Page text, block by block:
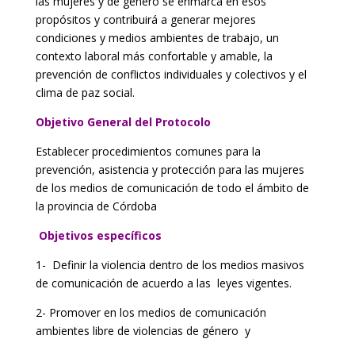
propósitos y contribuirá a generar mejores
condiciones y medios ambientes de trabajo, un
contexto laboral más confortable y amable, la
prevención de conflictos individuales y colectivos y el
clima de paz social.
Objetivo General del Protocolo
Establecer procedimientos comunes para la
prevención, asistencia y protección para las mujeres
de los medios de comunicación de todo el ámbito de
la provincia de Córdoba
Objetivos específicos
1- Definir la violencia dentro de los medios masivos
de comunicación de acuerdo a las leyes vigentes.
2- Promover en los medios de comunicación
ambientes libre de violencias de género y